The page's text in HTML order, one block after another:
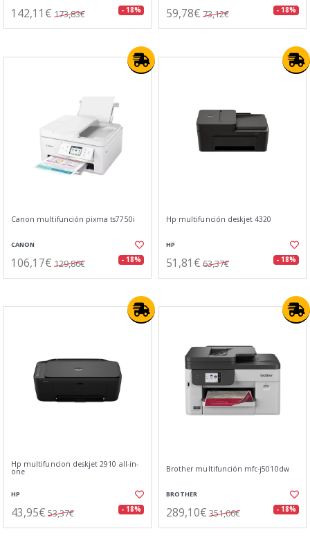
142,11€ 173,83€ - 18% 59,78€ 73,12€ - 18%
Canon multifunción pixma ts7750i
CANON
106,17€ 129,86€ - 18%
Hp multifunción deskjet 4320
HP
51,81€ 63,37€ - 18%
Hp multifuncion deskjet 2910 all-in-
one
HP
43,95€ 53,37€ - 18%
Brother multifunción mfc-j5010dw
BROTHER
289,10€ 351,06€ - 18%